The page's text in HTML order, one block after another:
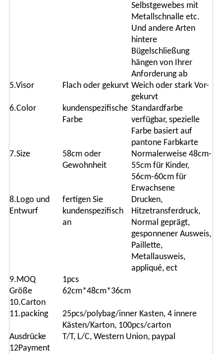
Selbstgewebes mit
Metallschnalle etc.
Und andere Arten
hintere
Bügelschließung
hängen von Ihrer
Anforderung ab
5.Visor
Flach oder gekurvt Weich oder stark Vor-
gekurvt
6.Color
kundenspezifische
Farbe
Standardfarbe
verfügbar, spezielle
Farbe basiert auf
pantone Farbkarte
7.Size
58cm oder
Gewohnheit
Normalerweise 48cm-
55cm für Kinder,
56cm-60cm für
Erwachsene
8.Logo und
Entwurf
fertigen Sie
kundenspezifisch
an
Drucken,
Hitzetransferdruck,
Normal geprägt,
gesponnener Ausweis,
Paillette,
Metallausweis,
appliqué, ect
9.MOQ
1pcs
Größe
10.Carton
62cm*48cm*36cm
11.packing
25pcs/polybag/inner Kasten, 4 innere
Kästen/Karton, 100pcs/carton
Ausdrücke
12Payment
T/T, L/C, Western Union, paypal